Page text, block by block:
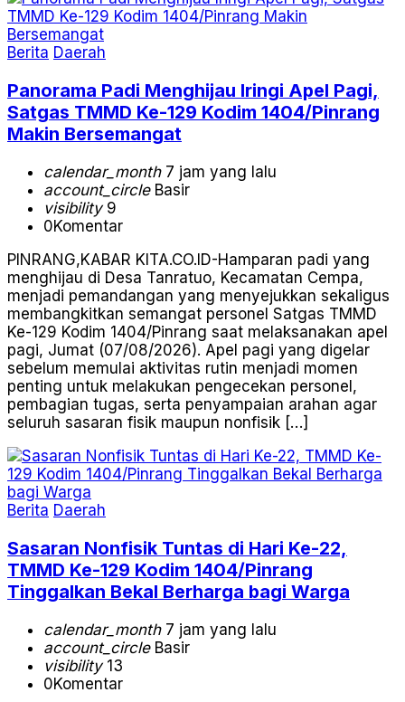
Berita Daerah
Panorama Padi Menghijau Iringi Apel Pagi,
Satgas TMMD Ke-129 Kodim 1404/Pinrang
Makin Bersemangat
calendar_month7 jam yang lalu
account_circleBasir
visibility9
0Komentar
PINRANG,KABAR KITA.CO.ID-Hamparan padi yang
menghijau di Desa Tanratuo, Kecamatan Cempa,
menjadi pemandangan yang menyejukkan sekaligus
membangkitkan semangat personel Satgas TMMD
Ke-129 Kodim 1404/Pinrang saat melaksanakan apel
pagi, Jumat (07/08/2026). Apel pagi yang digelar
sebelum memulai aktivitas rutin menjadi momen
penting untuk melakukan pengecekan personel,
pembagian tugas, serta penyampaian arahan agar
seluruh sasaran fisik maupun nonfisik […]
Berita Daerah
Sasaran Nonfisik Tuntas di Hari Ke-22,
TMMD Ke-129 Kodim 1404/Pinrang
Tinggalkan Bekal Berharga bagi Warga
calendar_month7 jam yang lalu
account_circleBasir
visibility13
0Komentar